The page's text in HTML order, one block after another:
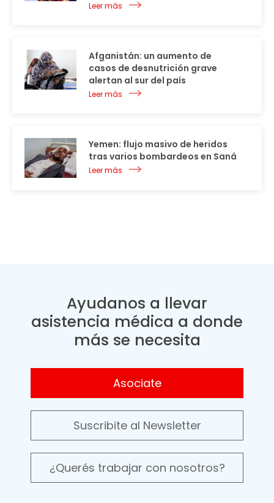
Leer más
Afganistán: un aumento de
casos de desnutrición grave
alertan al sur del país
Leer más
Yemen: flujo masivo de heridos
tras varios bombardeos en Saná
Leer más
Ayudanos a llevar
asistencia médica a donde
más se necesita
Asociate
Suscribite al Newsletter
¿Querés trabajar con nosotros?